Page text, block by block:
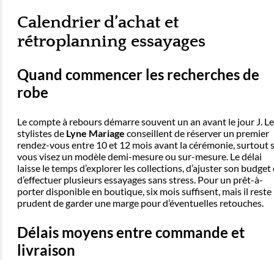
Calendrier d’achat et
rétroplanning essayages
Quand commencer les recherches de
robe
Le compte à rebours démarre souvent un an avant le jour J.
stylistes de Lyne Mariage conseillent de réserver un premier
rendez-vous entre 10 et 12 mois avant la cérémonie, surtout
vous visez un modèle demi-mesure ou sur-mesure. Le délai
laisse le temps d’explorer les collections, d’ajuster son budget
d’effectuer plusieurs essayages sans stress. Pour un prêt-à-
porter disponible en boutique, six mois suffisent, mais il reste
prudent de garder une marge pour d’éventuelles retouches.
Délais moyens entre commande et
livraison